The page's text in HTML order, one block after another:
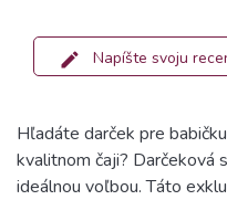
Napíšte svoju
Hľadáte darček pre
kvalitnom čaji? Darčeková
ideálnou voľbou. Táto